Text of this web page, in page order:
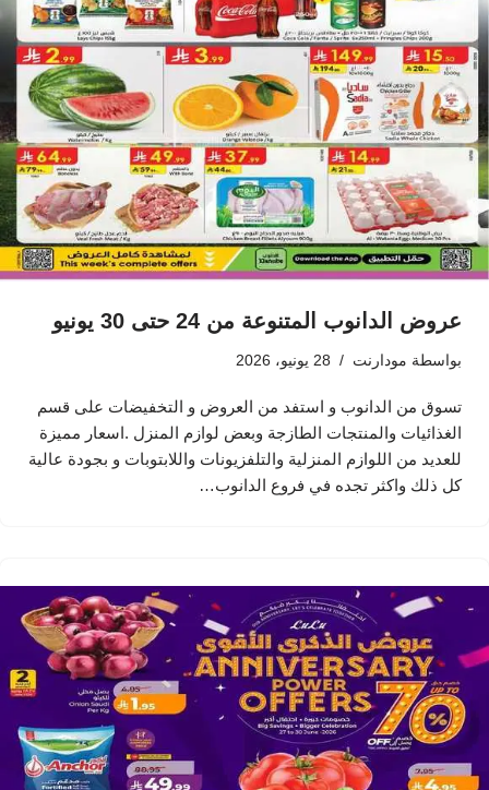
عروض الدانوب المتنوعة من 24 حتى 30 يونيو
بواسطة مودارنت 28 يونيو، 2026
تسوق من الدانوب و استفد من العروض و التخفيضات على قسم
الغذائيات والمنتجات الطازجة وبعض لوازم المنزل .اسعار مميزة
للعديد من اللوازم المنزلية والتلفزيونات واللابتوبات و بجودة عالية
كل ذلك واكثر تجده في فروع الدانوب…